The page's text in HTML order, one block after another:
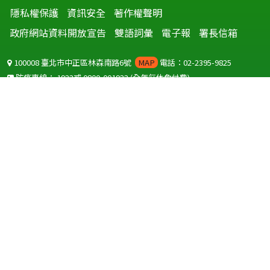
隱私權保護 資訊安全 著作權聲明
政府網站資料開放宣告
雙語詞彙 電子報 署長信箱
100008 臺北市中正區林森南路6號 MAP 電話：02-2395-9825
防疫專線：1922或0800-001922(全年無休免付費)